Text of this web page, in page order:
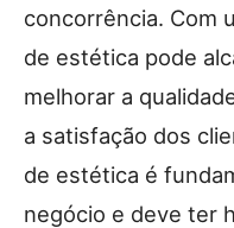
concorrência. Com
de estética pode
melhorar a
a satisfação dos
de estética é
negócio e deve ter